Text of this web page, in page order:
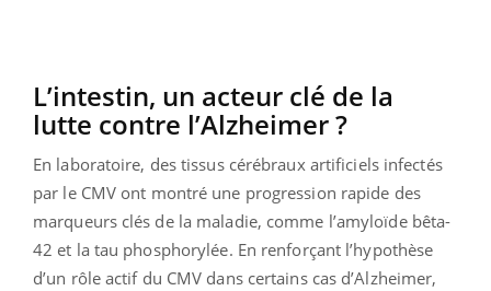
L’intestin, un acteur clé de la
lutte contre l’Alzheimer ?
En laboratoire, des tissus cérébraux artificiels infectés
par le CMV ont montré une progression rapide des
marqueurs clés de la maladie, comme l’amyloïde bêta-
42 et la tau phosphorylée. En renforçant l’hypothèse
d’un rôle actif du CMV dans certains cas d’Alzheimer,